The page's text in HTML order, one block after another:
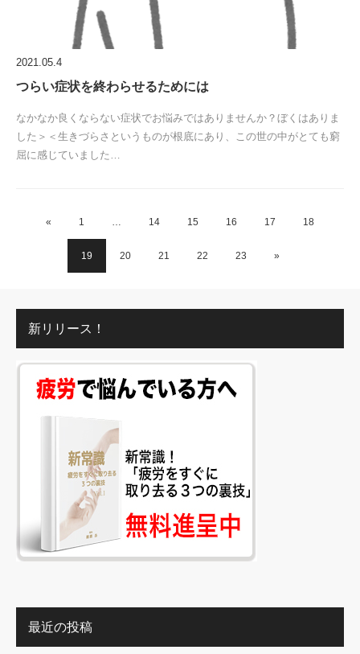
2021.05.4
つらい症状を終わらせるためには
なかなか良くならない症状でお悩みではありませんか？ぼくはありま
した＞＜生きづらさというものが根底にあり、この世の中がとても窮
屈に感じていました…
« 1 14 15 16 17 18
19 20 21 22 23 »
新リリース！
最近の投稿